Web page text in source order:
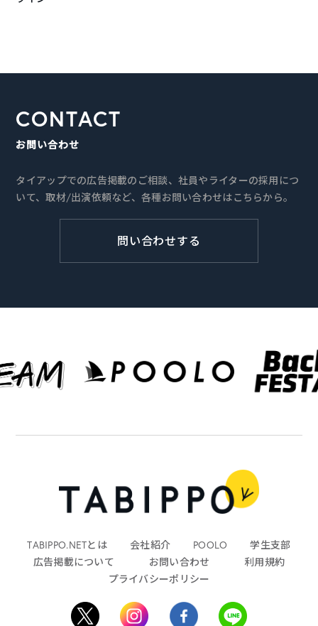
CONTACT
お問い合わせ
タイアップでの広告掲載のご相談、社員やライターの採用につ
いて、取材/出演依頼など、各種お問い合わせはこちらから。
問い合わせする
TABIPPO.NETとは 会社紹介 POOLO
学生支部
広告掲載について
お問い合わせ
利用規約
プライバシーポリシー